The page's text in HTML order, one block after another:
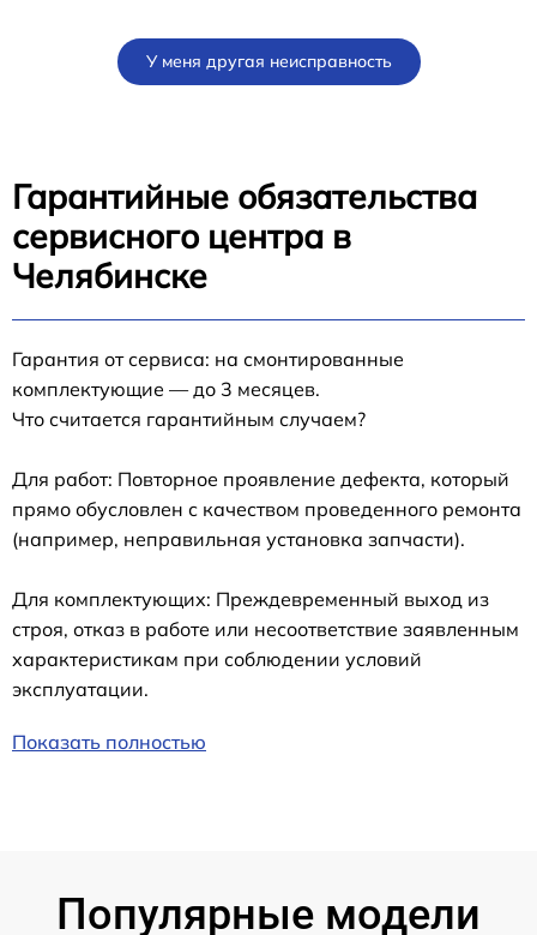
У меня другая неисправность
Гарантийные обязательства
сервисного центра в
Челябинске
Гарантия от сервиса: на смонтированные
комплектующие — до 3 месяцев.
Что считается гарантийным случаем?
Для работ: Повторное проявление дефекта, который
прямо обусловлен с качеством проведенного ремонта
(например, неправильная установка запчасти).
Для комплектующих: Преждевременный выход из
строя, отказ в работе или несоответствие заявленным
характеристикам при соблюдении условий
эксплуатации.
Показать полностью
Популярные модели